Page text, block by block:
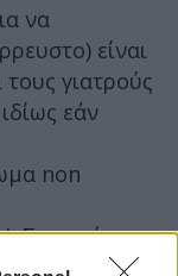
να
είναι
γιατρούς
εάν
non
Σε αυτή την
παράγουν μη